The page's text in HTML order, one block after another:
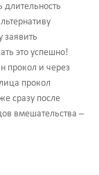
заявить
это успешно!
прокол и через
прокол
сразу после
вмешательства –